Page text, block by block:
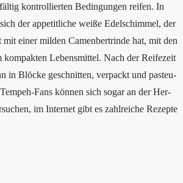
kon­trol­lier­ten Bedin­gun­gen rei­fen. In
der appe­tit­li­che wei­ße Edel­schim­mel, der
einer mil­den Camen­bert­rin­de hat, mit den
kom­pak­ten Lebens­mit­tel. Nach der Rei­fe­zeit
in Blö­cke geschnit­ten, ver­packt und pas­teu­
Fans kön­nen sich sogar an der Her­
im Inter­net gibt es zahl­rei­che Rezep­te